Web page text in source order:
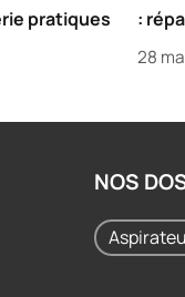
pratiques
:
28
NOS